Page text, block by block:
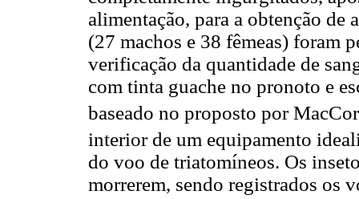
alimentação, para a obtenção
(27 machos e 38 fêmeas) foram
verificação da quantidade de
com tinta guache no pronoto e
baseado no proposto por
interior de um equipamento
do voo de triatomíneos. Os
morrerem, sendo registrados os